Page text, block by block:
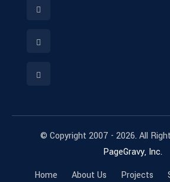
© Copyright 2007 - 2026. All
PageGravy, Inc.
Home
About Us Projects